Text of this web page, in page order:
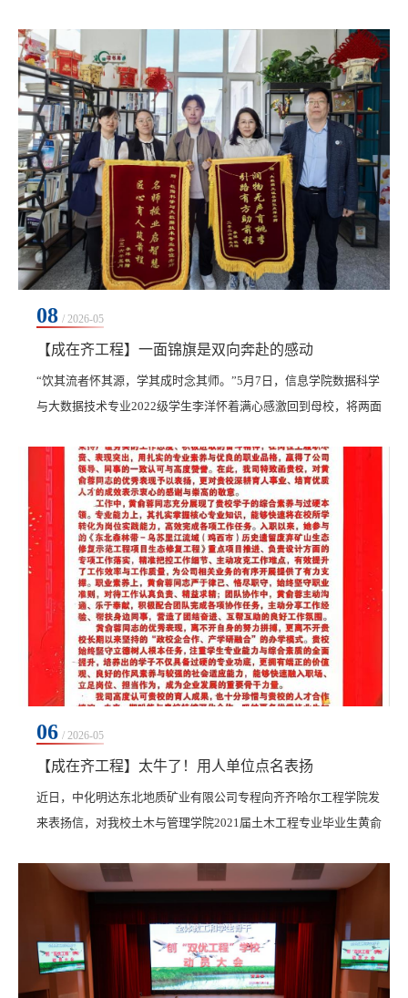
成员参会。活动由教务处处长李文禹主持。报告伊始，卢彩晨凭借
深厚的学术积淀和广阔的国际视野，系统梳理了微证书的缘起与演
进脉络。他指出，随着数字化浪潮与“零工经济”的兴起，微证书作
为传统学位教育的补充，正迅速成为全球高等教育...
08 / 2026-05
【成在齐工程】一面锦旗是双向奔赴的感动
​“饮其流者怀其源，学其成时念其师。”5月7日，信息学院数据科学
与大数据技术专业2022级学生李洋怀着满心感激回到母校，将两面
程”，赠予数据科学与大数据技术专业全体教师；另一面写着“润物
无声育桃李，引路有方助前程”，赠予他的生涯导师张庆祥。锦旗上
的字字句句，承载着他对母校四年悉心培养、对老师们谆谆教诲的
深深眷恋与由衷感恩。 师恩如灯，照亮前行...
06 / 2026-05
【成在齐工程】太牛了！用人单位点名表扬
​近日，中化明达东北地质矿业有限公司专程向齐齐哈尔工程学院发
来表扬信，对我校土木与管理学院2021届土木工程专业毕业生黄俞
高素质应用型人才表示诚挚感谢。黄俞蓉现任职于中化明达东北地
以严谨务实的职业态度、勤勉进取的工作作风，将在校所学专业知
识与工程实践深度融合，快速成长为岗位骨干。在《...